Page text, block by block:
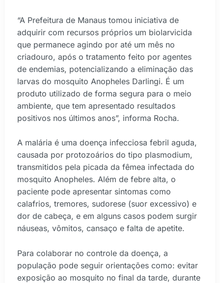
“A Prefeitura de Manaus tomou iniciativa de
adquirir com recursos próprios um biolarvicida
que permanece agindo por até um mês no
criadouro, após o tratamento feito por agentes
de endemias, potencializando a eliminação das
larvas do mosquito Anopheles Darlingi. É um
produto utilizado de forma segura para o meio
ambiente, que tem apresentado resultados
positivos nos últimos anos”, informa Rocha.
A malária é uma doença infecciosa febril aguda,
causada por protozoários do tipo plasmodium,
transmitidos pela picada da fêmea infectada do
mosquito Anopheles. Além de febre alta, o
paciente pode apresentar sintomas como
calafrios, tremores, sudorese (suor excessivo) e
dor de cabeça, e em alguns casos podem surgir
náuseas, vômitos, cansaço e falta de apetite.
Para colaborar no controle da doença, a
população pode seguir orientações como: evitar
exposição ao mosquito no final da tarde, durante